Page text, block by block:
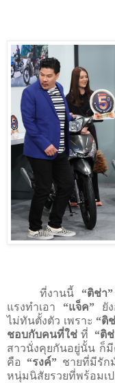
ที่งานนี้ “ติช่า”
แรงทำเอา “แจ็ค” ยั
ไม่ทันตั้งตัว เพราะ“ติ
ชอบกับคนที่ใช่ ที่ “ติ
สาวนั่งคุยกันอยู่นั้น ก็มี
คือ “รงค์”ชายที่มีรัก
หนุ่มนิสัยรวยที่พร้อม